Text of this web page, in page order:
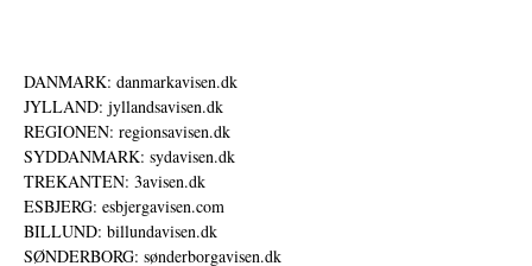
DANMARK: danmarkavisen.dk
JYLLAND: jyllandsavisen.dk
REGIONEN: regionsavisen.dk
SYDDANMARK: sydavisen.dk
TREKANTEN: 3avisen.dk
ESBJERG: esbjergavisen.com
BILLUND: billundavisen.dk
SØNDERBORG: sønderborgavisen.dk